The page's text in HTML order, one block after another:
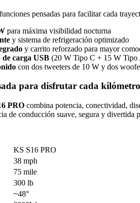
pensadas para facilitar cada
para máxima visibilidad nocturna
y sistema de refrigeración optimizado
y carrito reforzado para mayor
carga USB (20 W Tipo C + 15 W Tipo
con dos tweeters de 10 W y dos
para disfrutar cada kilómetro
PRO combina potencia, conectividad,
de conducción suave, segura y divertida
KS S16 PRO
38 mph
75 mile
300 lb
~48°